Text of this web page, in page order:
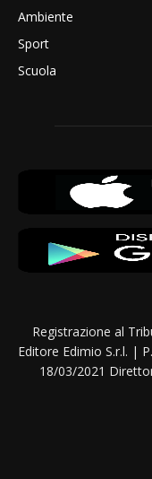
Ambiente
Sport
Scuola
Registrazione al
Editore Edimio S.r.l. |
18/03/2021